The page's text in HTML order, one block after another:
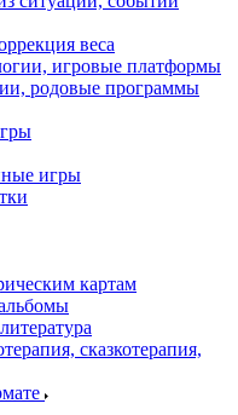
веса
игровые платформы
родовые программы
игры
картам
сказкотерапия,